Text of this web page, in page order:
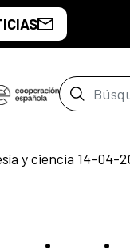
Barra
y ciencia 14-04-